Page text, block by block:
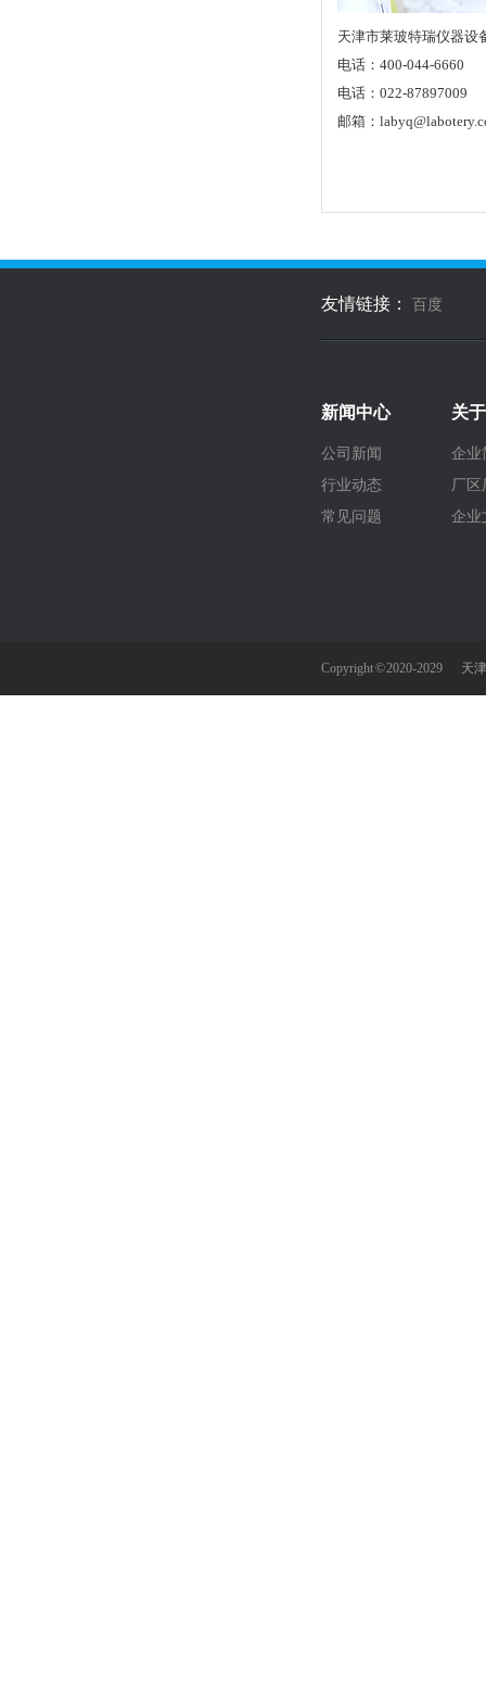
天津市莱玻特瑞仪器设
电话：400-044-6660
电话：022-87897009
邮箱：
友情链接： 百度
新闻中心
公司新闻
行业动态
常见问题
关
企业
厂区
企业
Copyright © 2020-2029 天